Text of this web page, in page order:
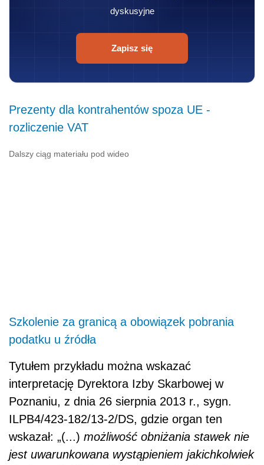
dyskusyjne
Zapisz się
Prezenty dla kontrahentów spoza UE -
rozliczenie VAT
Dalszy ciąg materiału pod wideo
Szkolenie za granicą a obowiązek pobrania
podatku u źródła
Tytułem przykładu można wskazać
interpretację Dyrektora Izby Skarbowej w
Poznaniu, z dnia 26 sierpnia 2013 r., sygn.
ILPB4/423-182/13-2/DS, gdzie organ ten
wskazał: „(...) możliwość obniżania stawek nie
jest uwarunkowana wystąpieniem jakichkolwiek